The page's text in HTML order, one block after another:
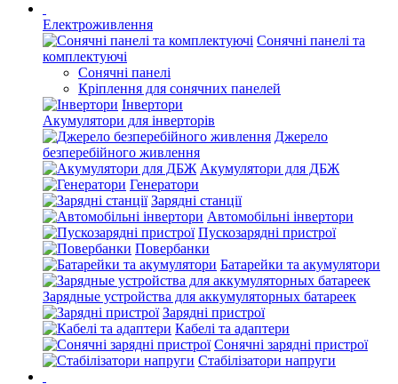
Електроживлення
Сонячні панелі та
комплектуючі
Сонячні панелі
Кріплення для сонячних панелей
Інвертори
Акумулятори для інверторів
Джерело
безперебійного живлення
Акумулятори для ДБЖ
Генератори
Зарядні станції
Автомобільні інвертори
Пускозарядні пристрої
Повербанки
Батарейки та акумулятори
Зарядные устройства для аккумуляторных батареек
Зарядні пристрої
Кабелі та адаптери
Сонячні зарядні пристрої
Стабілізатори напруги